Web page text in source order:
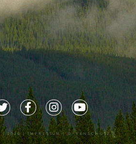
| 2026 |IMPRESSUM |DATENSCHUTZ